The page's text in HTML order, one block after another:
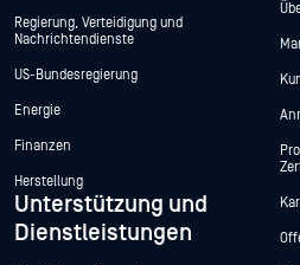
Regierung, Verteidigung und
Nachrichtendienste
US-Bundesregierung
Energie
Finanzen
Herstellung
Unterstützung und
Dienstleistungen